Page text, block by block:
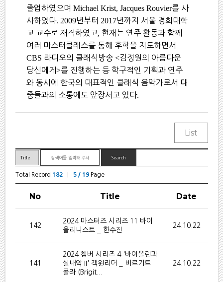
졸업하였으며Michael Krist, Jacques Rouvier를 사
사하였다. 2009년부터 2017년까지 서울 경희대학
교 교수로 재직하였고, 현재는 연주 활동과 함께
여러 마스터클래스를 통해 후학을 지도하면서
CBS 라디오의 클래식방송<김정원의 아름다운
당신에게>를 진행하는 등 학구적인 기획과 연주
와 동시에 한국의 대표적인 클래식 음악가로서 대
중들과의 소통에도 앞장서고 있다.
Total Record 182| 5 / 19Page
No Title Date
142
2024 마스터즈 시리즈 11 바이
올리니스트 _ 한수진
24.10.22
141
2024 챔버 시리즈 4 '바이올린과
실내악 II' 객원리더 _ 비르기트
콜라 (Brigit...
24.10.22